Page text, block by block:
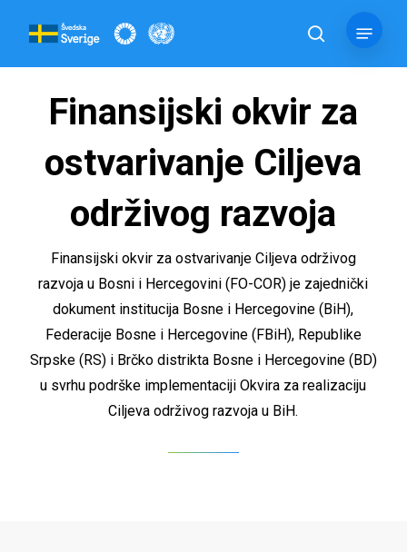
pretraga
Finansijski okvir za
ostvarivanje Ciljeva
održivog razvoja
Finansijski okvir za ostvarivanje Ciljeva održivog
razvoja u Bosni i Hercegovini (FO-COR) je zajednički
dokument institucija Bosne i Hercegovine (BiH),
Federacije Bosne i Hercegovine (FBiH), Republike
Srpske (RS) i Brčko distrikta Bosne i Hercegovine (BD)
u svrhu podrške implementaciji Okvira za realizaciju
Ciljeva održivog razvoja u BiH.